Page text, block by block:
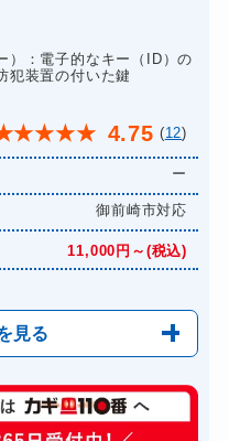
）：電子的なキー（ID）の
犯装置の付いた鍵
★★★★ 4.75 (12)
ー
御前崎市対応
11,000円～(税込)
見る
6,600円～(税込)